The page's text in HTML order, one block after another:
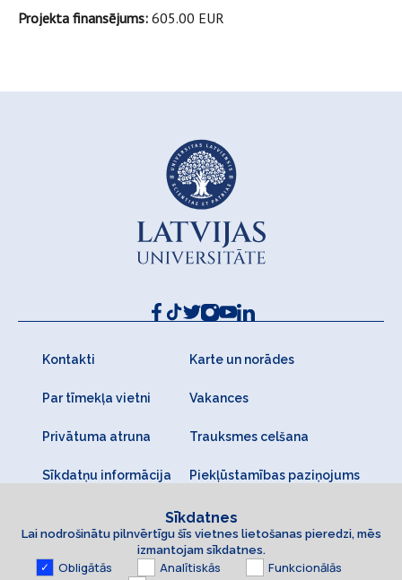
Projekta finansējums: 605.00 EUR
Kontakti Karte un norādes
Par tīmekļa vietni Vakances
Privātuma atruna Trauksmes celšana
Sīkdatņu informācija Piekļūstamības paziņojums
Sīkdatnes
Lai nodrošinātu pilnvērtīgu šīs vietnes lietošanas pieredzi, mēs
izmantojam sīkdatnes.
Obligātās Analītiskās
Funkcionālās